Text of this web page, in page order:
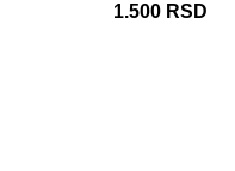
1.500 RSD